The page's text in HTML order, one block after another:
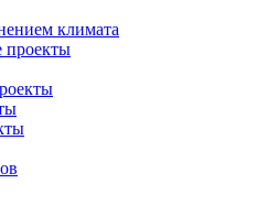
климата
проекты